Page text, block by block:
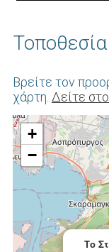
Τοποθεσία
Βρείτε τον
χάρτη. Δείτε
Το
+
−